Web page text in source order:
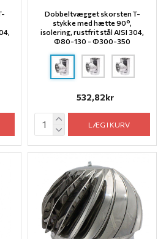
Dobbeltvægget skorsten T-
stykke med hætte 90°,
isolering, rustfrit stål AISI 304,
Ф80-130 - Ф300-350
532,82kr
LÆG I KURV